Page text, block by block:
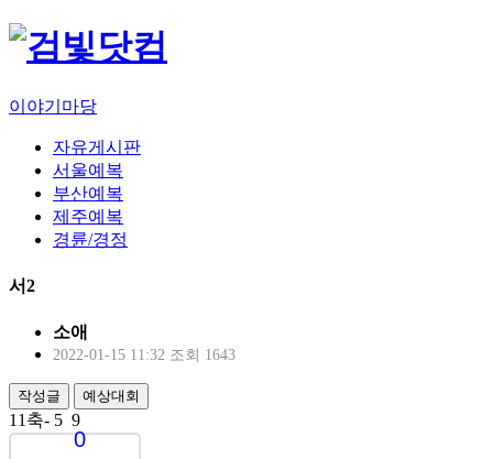
이야기마당
자유게시판
서울예복
부산예복
제주예복
경륜/경정
서2
소애
2022-01-15 11:32 조회 1643
작성글 예상대회
11축- 5 9
0